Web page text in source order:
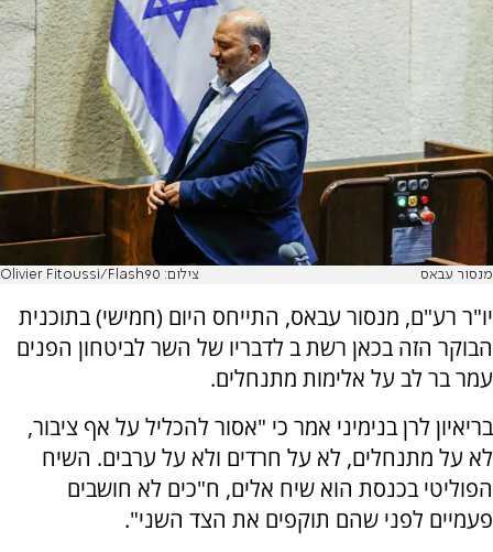
מנסור עבאס צילום: Olivier Fitoussi/Flash90
יו"ר רע"ם, מנסור עבאס, התייחס היום (חמישי) בתוכנית
הבוקר הזה בכאן רשת ב לדבריו של השר לביטחון הפנים
עמר בר לב על אלימות מתנחלים.
בריאיון לרן בנימיני אמר כי "אסור להכליל על אף ציבור,
לא על מתנחלים, לא על חרדים ולא על ערבים. השיח
הפוליטי בכנסת הוא שיח אלים, ח"כים לא חושבים
פעמיים לפני שהם תוקפים את הצד השני".